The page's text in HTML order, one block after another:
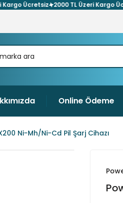
Ücretsiz 2000 TL Üzeri Kargo
Online Ödeme
Ni-Mh/Ni-Cd Pil Şarj Cihazı